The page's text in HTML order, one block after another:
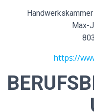
Max-
https://